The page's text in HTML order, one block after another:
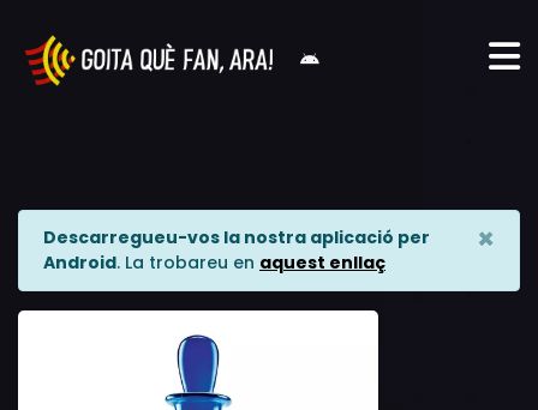
Descarregueu-vos la nostra aplicació per
Android. La trobareu en aquest enllaç
×